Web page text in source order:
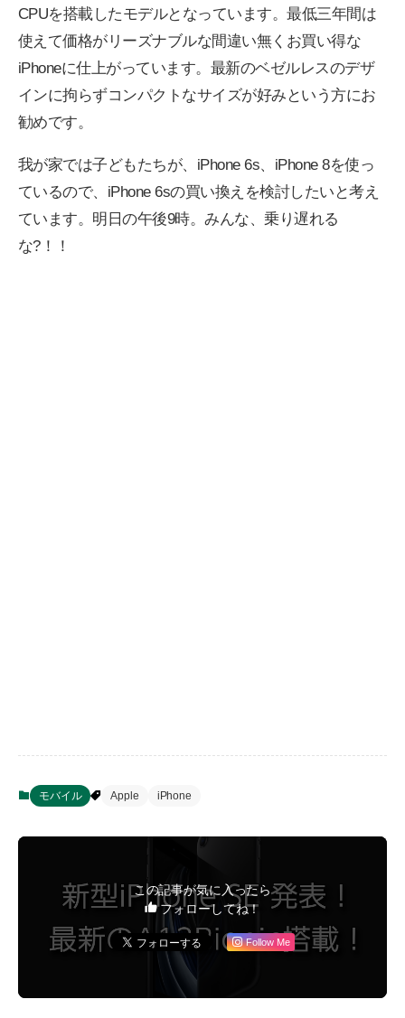
CPUを搭載したモデルとなっています。最低三年間は
使えて価格がリーズナブルな間違い無くお買い得な
iPhoneに仕上がっています。最新のベゼルレスのデザ
インに拘らずコンパクトなサイズが好みという方にお
勧めです。
我が家では子どもたちが、iPhone 6s、iPhone 8を使っ
ているので、iPhone 6sの買い換えを検討したいと考え
ています。明日の午後9時。みんな、乗り遅れる
な?！！
モバイル Apple iPhone
この記事が気に入ったら
フォローしてね！
Follow Me